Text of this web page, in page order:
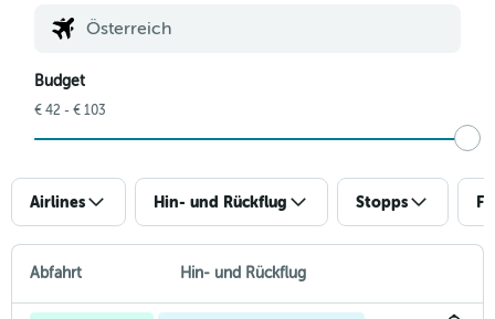
Budget
€ 42 - € 103
Airlines Hin- und Rückflug Stopps
Abfahrt Hin- und Rückflug